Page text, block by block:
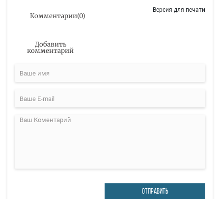
Комментарии(0)
Версия для печати
Добавить
комментарий
ОТПРАВИТЬ